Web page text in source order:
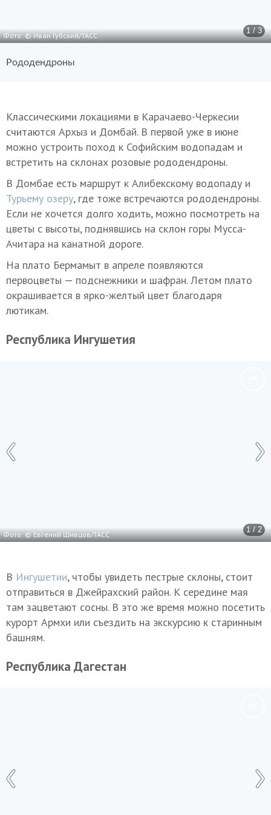
1 / 3
Фото: © Иван Губский/ТАСС
Рододендроны
Классическими локациями в Карачаево-Черкесии
считаются Архыз и Домбай. В первой уже в июне
можно устроить поход к Софийским водопадам и
встретить на склонах розовые рододендроны.
В Домбае есть маршрут к Алибекскому водопаду и
Турьему озеру, где тоже встречаются рододендроны.
Если не хочется долго ходить, можно посмотреть на
цветы с высоты, поднявшись на склон горы Мусса-
Ачитара на канатной дороге.
На плато Бермамыт в апреле появляются
первоцветы — подснежники и шафран. Летом плато
окрашивается в ярко-желтый цвет благодаря
лютикам.
Республика Ингушетия
1 / 2
Фото: © Евгений Шивцов/ТАСС
В Ингушетии, чтобы увидеть пестрые склоны, стоит
отправиться в Джейрахский район. К середине мая
там зацветают сосны. В это же время можно посетить
курорт Армхи или съездить на экскурсию к старинным
башням.
Республика Дагестан